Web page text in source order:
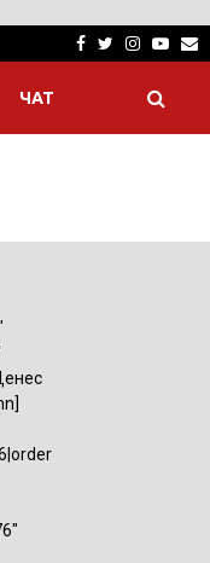
Facebook
Twitter
ЧАТ